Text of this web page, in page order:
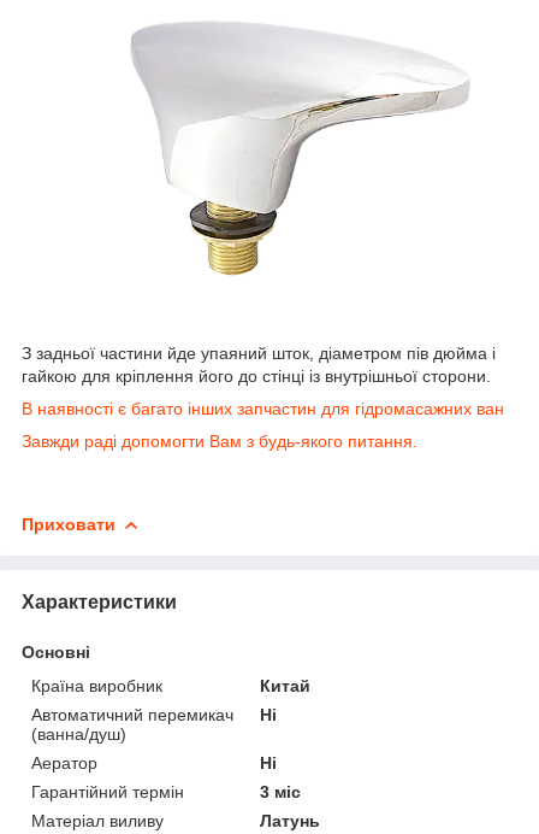
З задньої частини йде упаяний шток, діаметром пів дюйма і
гайкою для кріплення його до стінці із внутрішньої сторони.
В наявності є багато інших запчастин для гідромасажних ван
Завжди раді допомогти Вам з будь-якого питання.
Приховати
Характеристики
Основні
Країна виробник
Китай
Автоматичний перемикач
(ванна/душ)
Ні
Аератор
Ні
Гарантійний термін
3 міс
Матеріал виливу
Латунь